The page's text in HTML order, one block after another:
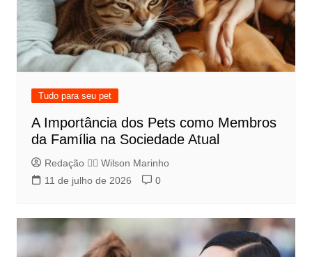
Tudo para seu pet
A Importância dos Pets como Membros
da Família na Sociedade Atual
Redação 👨‍⚖️​ Wilson Marinho
11 de julho de 2026
0